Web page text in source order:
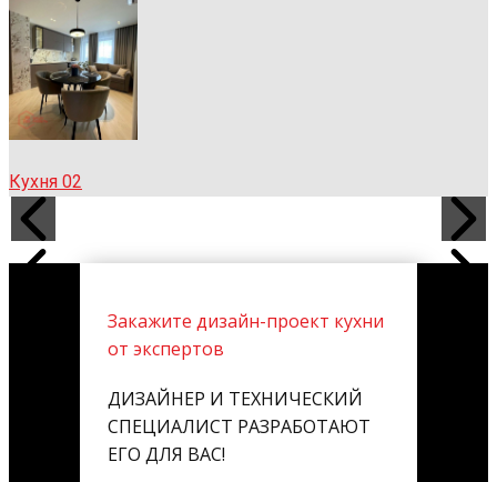
Кухня 02
Закажите дизайн-проект кухни
от экспертов
ДИЗАЙНЕР И ТЕХНИЧЕСКИЙ
СПЕЦИАЛИСТ РАЗРАБОТАЮТ
ЕГО ДЛЯ ВАС!